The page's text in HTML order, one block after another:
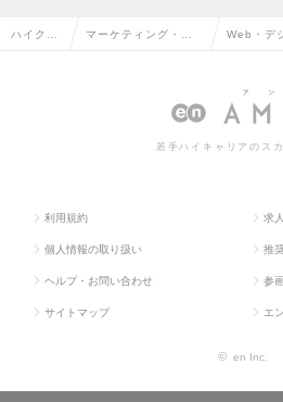
ハイクラ マーケティング・販 Web・デ
転職
若手ハイキャリアのス
利用規約 求
個人情報の取り扱い 推
ヘルプ・お問い合わせ 参
サイトマップ エ
© en Inc.